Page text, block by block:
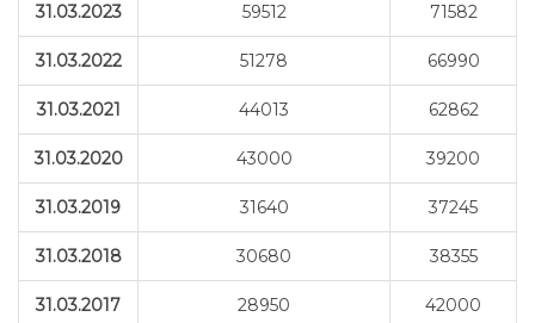
31.03.2023 59512 71582
31.03.2022 51278 66990
31.03.2021 44013 62862
31.03.2020 43000 39200
31.03.2019 31640 37245
31.03.2018 30680 38355
31.03.2017 28950 42000